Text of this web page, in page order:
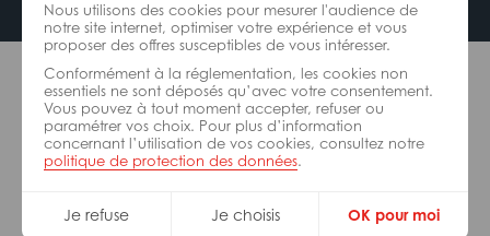
Nous utilisons des cookies pour mesurer l'audience de
notre site internet, optimiser votre expérience et vous
proposer des offres susceptibles de vous intéresser.
Conformément à la réglementation, les cookies non
essentiels ne sont déposés qu’avec votre consentement.
Vous pouvez à tout moment accepter, refuser ou
paramétrer vos choix. Pour plus d’information
concernant l’utilisation de vos cookies, consultez notre
politique de protection des données.
Je refuse Je choisis OK pour moi
L’offre d’emploi que vous tentez de consulter n’est
plus disponible.
De nombreuses autres missions peuvent vous
correspondre, consultez toutes nos offres.
Trouvez votre job Adéquat !